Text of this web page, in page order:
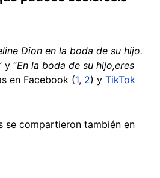
Dion en la boda de su hijo.
y “En la boda de su hijo,eres
en Facebook (1, 2) y TikTok
se compartieron también en